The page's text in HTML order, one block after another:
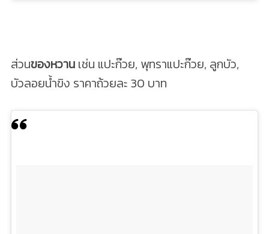
ส่วนของหวานเช่น แปะก๊วย, พุทราแปะก๊วย, ลูกบัว,
บัวลอยน้ำขิง ราคาถ้วยละ 30 บาท